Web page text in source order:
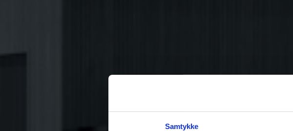
Samtykke